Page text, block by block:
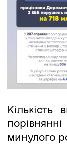
Кількість
минулого